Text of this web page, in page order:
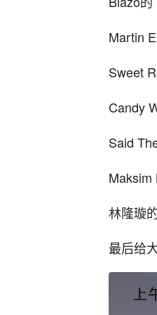
Martin
Sweet
Candy
Said
Maksim
林隆璇
最后给